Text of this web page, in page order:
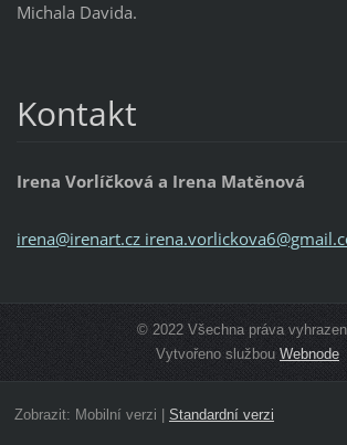
Michala Davida.
Kontakt
Irena Vorlíčková a Irena Matěnová
irena@irenart.cz
© 2022 Všechna práva
Vytvořeno službou Webnode
Zobrazit: Mobilní verzi Standardní verzi